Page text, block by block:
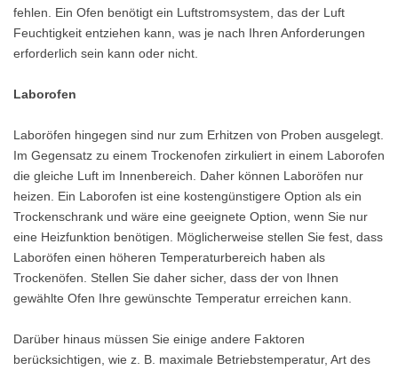
fehlen. Ein Ofen benötigt ein Luftstromsystem, das der Luft
Feuchtigkeit entziehen kann, was je nach Ihren Anforderungen
erforderlich sein kann oder nicht.
Laborofen
Laboröfen hingegen sind nur zum Erhitzen von Proben ausgelegt.
Im Gegensatz zu einem Trockenofen zirkuliert in einem Laborofen
die gleiche Luft im Innenbereich. Daher können Laboröfen nur
heizen. Ein Laborofen ist eine kostengünstigere Option als ein
Trockenschrank und wäre eine geeignete Option, wenn Sie nur
eine Heizfunktion benötigen. Möglicherweise stellen Sie fest, dass
Laboröfen einen höheren Temperaturbereich haben als
Trockenöfen. Stellen Sie daher sicher, dass der von Ihnen
gewählte Ofen Ihre gewünschte Temperatur erreichen kann.
Darüber hinaus müssen Sie einige andere Faktoren
berücksichtigen, wie z. B. maximale Betriebstemperatur, Art des